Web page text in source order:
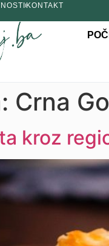
KONTAKT
Crna
kroz